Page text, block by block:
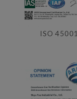
ISO 45001